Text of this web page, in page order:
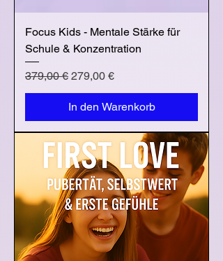
Focus Kids - Mentale Stärke für
Schule & Konzentration
Standardpreis
379,00 € Sale-Preis
279,00 €
In den Warenkorb